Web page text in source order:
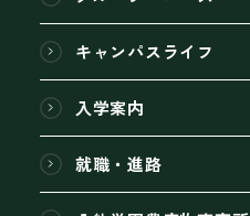
キャンパスライフ
入学案内
就職・進路